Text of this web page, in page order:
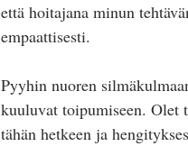
että hoitajana minun
empaattisesti.
Pyyhin nuoren
kuuluvat toipumiseen. Olet
tähän hetkeen ja